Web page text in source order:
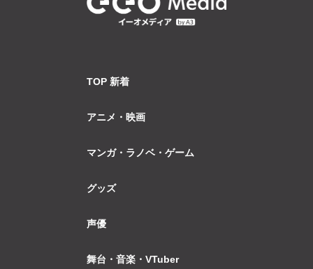
TOP 新着
アニメ・映画
マンガ・ラノベ・ゲーム
グッズ
声優
舞台・音楽・VTuber